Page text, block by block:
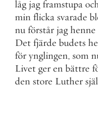
låg jag framstupa
min flicka svarade
nu förstår jag henne
Det fjärde budets
för ynglingen, som
Livet ger en bättre
den store Luther